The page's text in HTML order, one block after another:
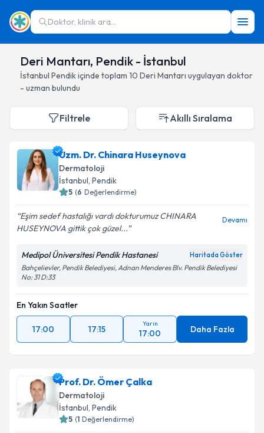
Doktor, klinik ara...
Deri Mantarı, Pendik - İstanbul
İstanbul Pendikiçinde toplam 10 Deri Mantarı uygulayan doktor
- uzman bulundu
Filtrele Akıllı Sıralama
Uzm. Dr. Chinara Huseynova
Dermatoloji
İstanbul, Pendik
5 (6 Değerlendirme)
Eşim sedef hastalığı vardı dokturumuz CHINARA
HUSEYNOVA gittik çok güzel...
Devamı
Medipol Üniversitesi Pendik Hastanesi Haritada Göster
Bahçelievler, Pendik Belediyesi, Adnan Menderes Blv. Pendik Belediyesi
No: 31 D:33
En Yakın Saatler
17:00 17:15
Yarın
17:00 Daha Fazla
Prof. Dr. Ömer Çalka
Dermatoloji
İstanbul, Pendik
5 (1 Değerlendirme)